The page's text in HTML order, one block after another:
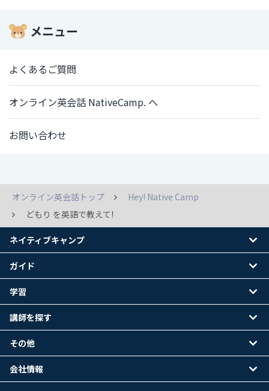
メニュー
よくあるご質問
オンライン英会話 NativeCamp. へ
お問い合わせ
オンライン英会話トップ
Hey! Native Camp
どもり を英語で教えて!
ネイティブキャンプ
ガイド
学習
講師を探す
その他
会社情報